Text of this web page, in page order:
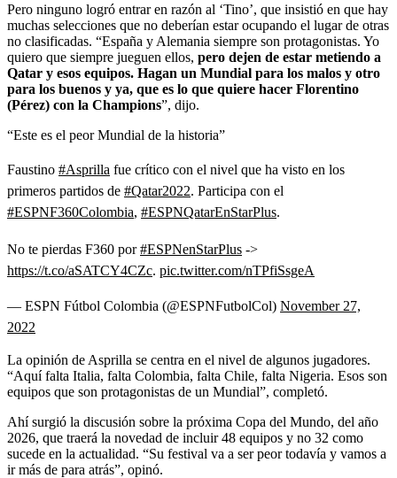
Pero ninguno logró entrar en razón al ‘Tino’, que insistió en que hay
muchas selecciones que no deberían estar ocupando el lugar de otras
no clasificadas. “España y Alemania siempre son protagonistas. Yo
quiero que siempre jueguen ellos, pero dejen de estar metiendo a
Qatar y esos equipos. Hagan un Mundial para los malos y otro
para los buenos y ya, que es lo que quiere hacer Florentino
(Pérez) con la Champions”, dijo.
“Este es el peor Mundial de la historia”
Faustino #Asprilla fue crítico con el nivel que ha visto en los
primeros partidos de #Qatar2022. Participa con el
#ESPNF360Colombia, #ESPNQatarEnStarPlus.
No te pierdas F360 por#ESPNenStarPlus ->
https://t.co/aSATCY4CZc. pic.twitter.com/nTPfiSsgeA
— ESPN Fútbol Colombia (@ESPNFutbolCol) November 27,
2022
La opinión de Asprilla se centra en el nivel de algunos jugadores.
“Aquí falta Italia, falta Colombia, falta Chile, falta Nigeria. Esos son
equipos que son protagonistas de un Mundial”, completó.
Ahí surgió la discusión sobre la próxima Copa del Mundo, del año
2026, que traerá la novedad de incluir 48 equipos y no 32 como
sucede en la actualidad. “Su festival va a ser peor todavía y vamos a
ir más de para atrás”, opinó.